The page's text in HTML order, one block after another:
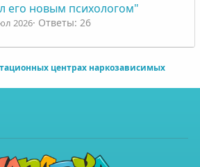
его новым психологом"
2026 Ответы: 26
центрах наркозависимых